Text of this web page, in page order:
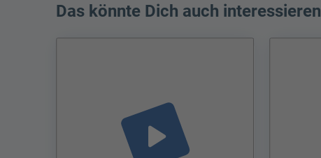
Das könnte Dich auch interessieren
play_arrow